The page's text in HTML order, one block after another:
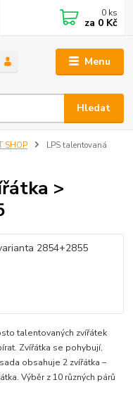
Menu
Hledat
0 ks
za 0 Kč
SHOP
LPS talentovaná
>
talentovaných zvířátek
Zvířátka se pohybují,
obsahuje 2 zvířátka –
Výběr z 10 různých párů